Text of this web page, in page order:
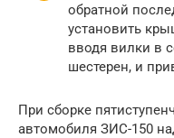
обратной
установить
вводя вилки в
шестерен, и
При сборке
автомобиля ЗИС-150